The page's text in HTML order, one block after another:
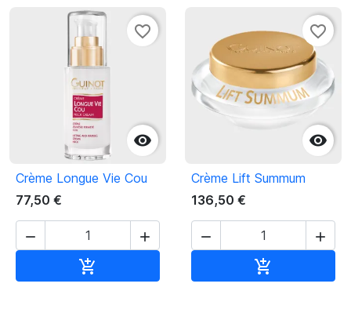

favorite_border
Crème Longue Vie Cou
77,50 €
 


favorite_border
Crème Lift Summum
136,50 €
 
